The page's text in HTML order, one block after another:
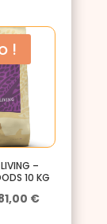
:
€.
est :
!
–
10 KG
€Le